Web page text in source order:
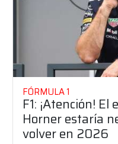
FÓRMULA 1
F1: ¡Atención!
Horner estaría
volver en 2026